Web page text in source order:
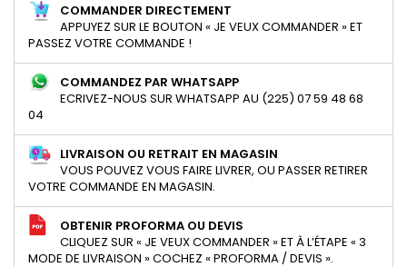
COMMANDER DIRECTEMENT
APPUYEZ SUR LE BOUTON « JE VEUX COMMANDER » ET
PASSEZ VOTRE COMMANDE !
COMMANDEZ PAR WHATSAPP
ECRIVEZ-NOUS SUR WHATSAPP AU (225) 07 59 48 68
04
LIVRAISON OU RETRAIT EN MAGASIN
VOUS POUVEZ VOUS FAIRE LIVRER, OU PASSER RETIRER
VOTRE COMMANDE EN MAGASIN.
OBTENIR PROFORMA OU DEVIS
CLIQUEZ SUR « JE VEUX COMMANDER » ET À L’ÉTAPE « 3
MODE DE LIVRAISON » COCHEZ « PROFORMA / DEVIS ».